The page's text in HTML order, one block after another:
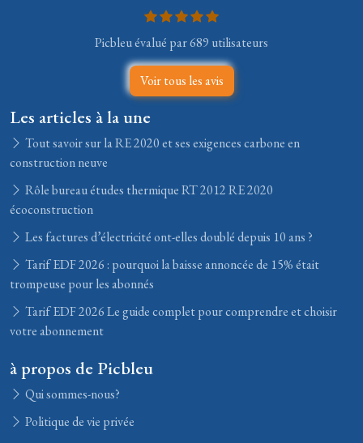
Picbleu évalué par 689 utilisateurs
Voir tous les avis
Les articles à la une
Tout savoir sur la RE 2020 et ses exigences carbone en
construction neuve
Rôle bureau études thermique RT 2012 RE 2020
écoconstruction
Les factures d’électricité ont-elles doublé depuis 10 ans ?
Tarif EDF 2026 : pourquoi la baisse annoncée de 15% était
trompeuse pour les abonnés
Tarif EDF 2026 Le guide complet pour comprendre et choisir
votre abonnement
à propos de Picbleu
Qui sommes-nous?
Politique de vie privée